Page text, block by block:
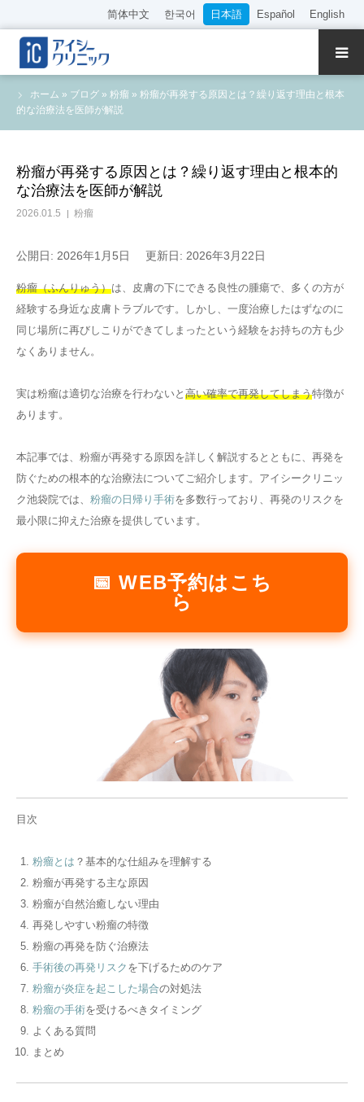
简体中文 한국어 日本語 Español English
ホーム » ブログ » 粉瘤 » 粉瘤が再発する原因とは？繰り返す理由と根本
的な治療法を医師が解説
粉瘤が再発する原因とは？繰り返す理由と根本的
な治療法を医師が解説
2026.01.5 粉瘤
公開日: 2026年1月5日 更新日: 2026年3月22日
粉瘤（ふんりゅう）は、皮膚の下にできる良性の腫瘍で、多くの方が
経験する身近な皮膚トラブルです。しかし、一度治療したはずなのに
同じ場所に再びしこりができてしまったという経験をお持ちの方も少
なくありません。
実は粉瘤は適切な治療を行わないと 高い確率で再発してしまう特徴が
あります。
本記事では、粉瘤が再発する原因を詳しく解説するとともに、再発を
防ぐための根本的な治療法についてご紹介します。アイシークリニッ
ク池袋院では、 粉瘤の日帰り手術を多数行っており、再発のリスクを
最小限に抑えた治療を提供しています。
📅 WEB予約はこち
ら
目次
粉瘤とは ？基本的な仕組みを理解する
粉瘤が再発する主な原因
粉瘤が自然治癒しない理由
再発しやすい粉瘤の特徴
粉瘤の再発を防ぐ治療法
手術後の再発リスク を下げるためのケア
粉瘤が炎症を起こした場合の対処法
粉瘤の手術を受けるべきタイミング
よくある質問
まとめ
クリニック紹介
診療内容
WEB予約
料金表
採用情報
その他
简体中文 한국어 日本語
English